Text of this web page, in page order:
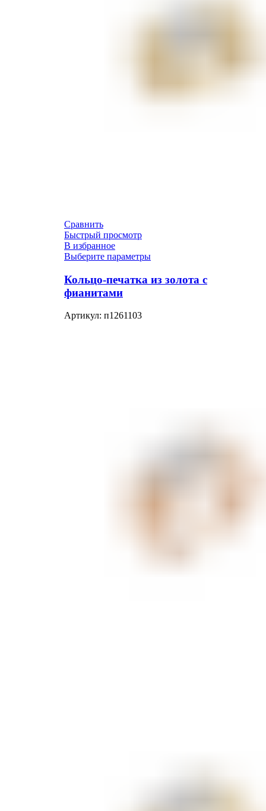
Сравнить
Быстрый просмотр
В избранное
Выберите параметры
Кольцо-печатка из золота с
фианитами
Артикул: п1261103